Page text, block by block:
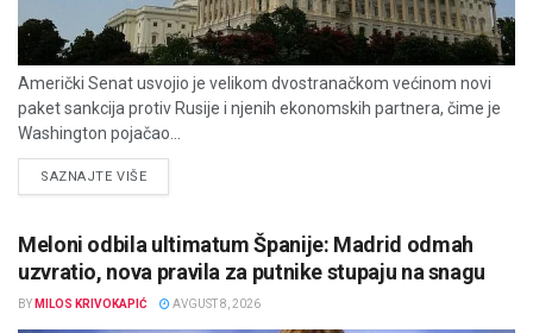
Američki Senat usvojio je velikom dvostranačkom većinom novi
paket sankcija protiv Rusije i njenih ekonomskih partnera, čime je
Washington pojačao...
SAZNAJTE VIŠEDETAILS
Meloni odbila ultimatum Španije: Madrid odmah
uzvratio, nova pravila za putnike stupaju na snagu
BY MILOS KRIVOKAPIĆ AVGUST 8, 2026